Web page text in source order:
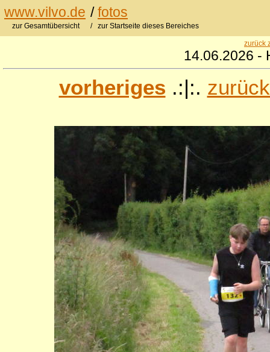
www.vilvo.de /fotos
zur Gesamtübersicht / zur Startseite dieses Bereiches
zurück
14.06.2026 -
vorheriges .:|:.